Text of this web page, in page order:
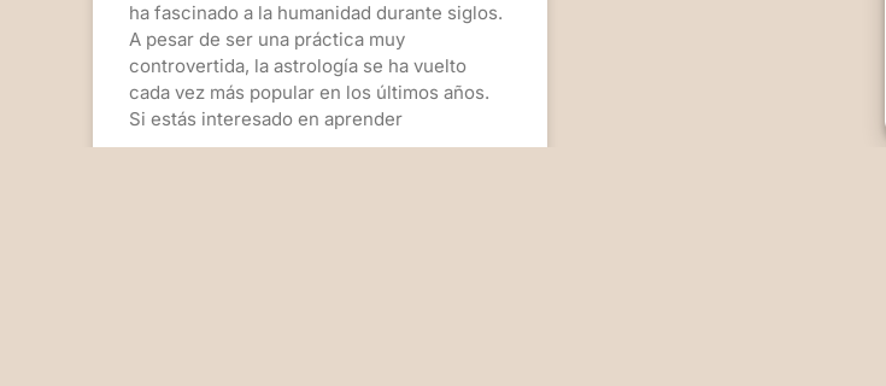
ha fascinado a la humanidad durante siglos.
A pesar de ser una práctica muy
controvertida, la astrología se ha vuelto
cada vez más popular en los últimos años.
Si estás interesado en aprender